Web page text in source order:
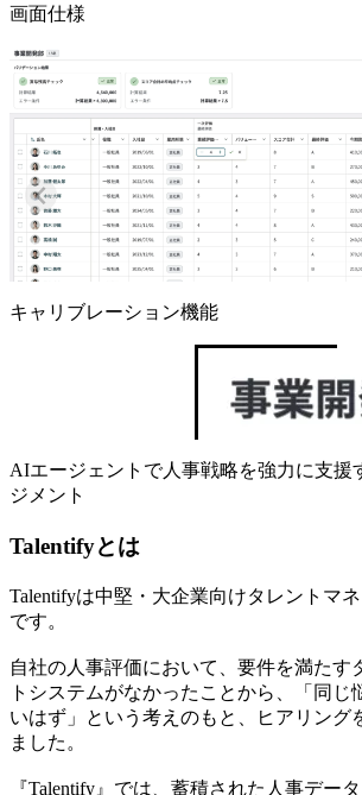
画面仕様
キャリブレーション機能
AIエージェントで人事戦略を強力に支援
ジメント
Talentifyとは
Talentifyは中堅・大企業向けタレントマ
です。
自社の人事評価において、要件を満たす
トシステムがなかったことから、「同じ
いはず」という考えのもと、ヒアリング
ました。
『Talentify』では、蓄積された人事デー